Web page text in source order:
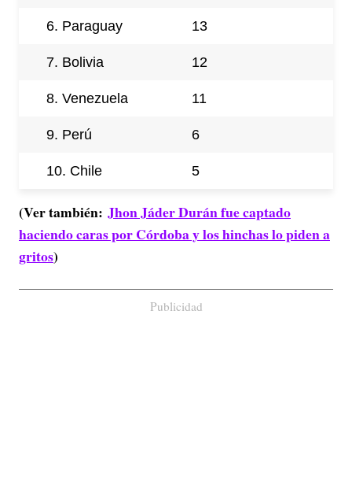
6. Paraguay 13
7. Bolivia 12
8. Venezuela 11
9. Perú 6
10. Chile 5
(Ver también: Jhon Jáder Durán fue captado
haciendo caras por Córdoba y los hinchas lo piden a
gritos)
Publicidad